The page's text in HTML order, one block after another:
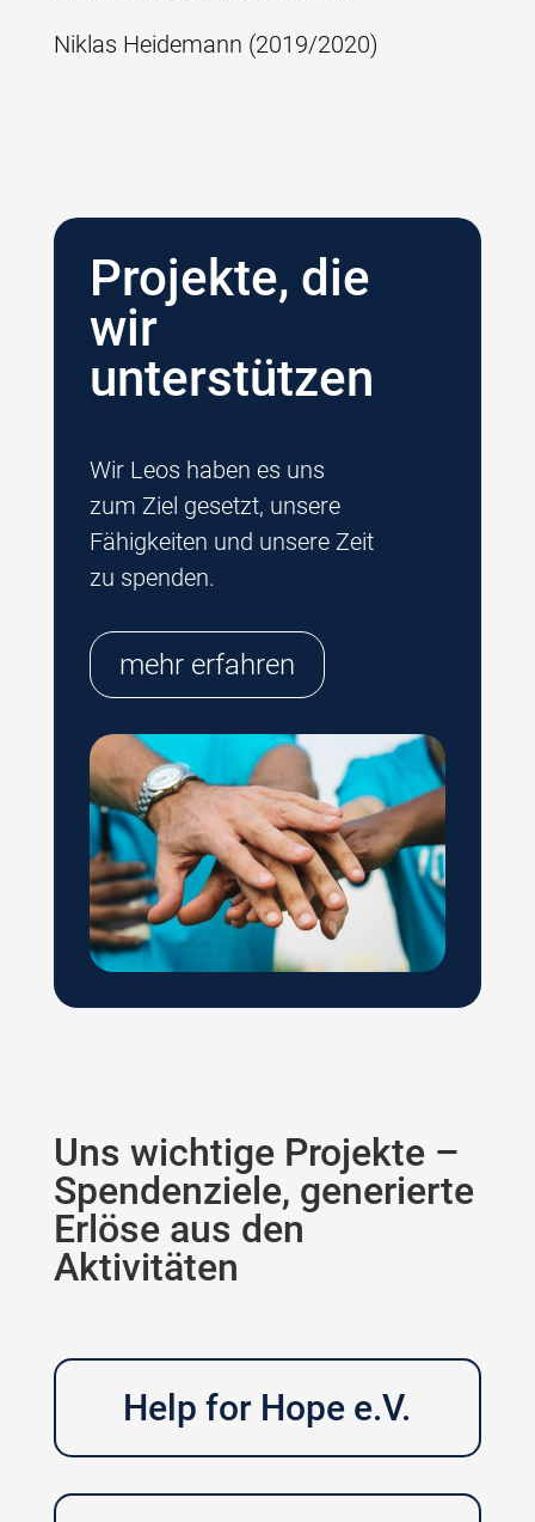
Niklas Heidemann (2019/2020)
Projekte, die
wir
unterstützen
Wir Leos haben es uns
zum Ziel gesetzt, unsere
Fähigkeiten und unsere Zeit
zu spenden.
mehr erfahren
Uns wichtige Projekte –
Spendenziele, generierte
Erlöse aus den
Aktivitäten
Help for Hope e.V.